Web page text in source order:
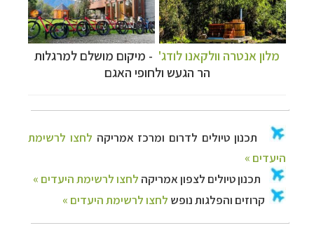
מלון אנטרה וולקאנו לודג' - מיקום מושלם למרגלות
הר הגעש ולחופי האגם